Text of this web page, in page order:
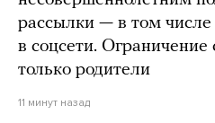
рассылки — в том
в соцсети. Ограничение
только родители
11 минут назад